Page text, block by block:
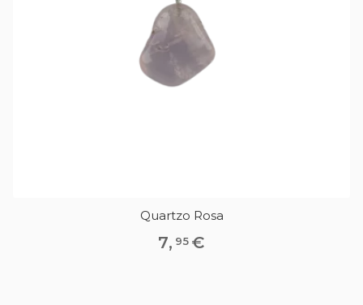
Quartzo Rosa
7, 95 €